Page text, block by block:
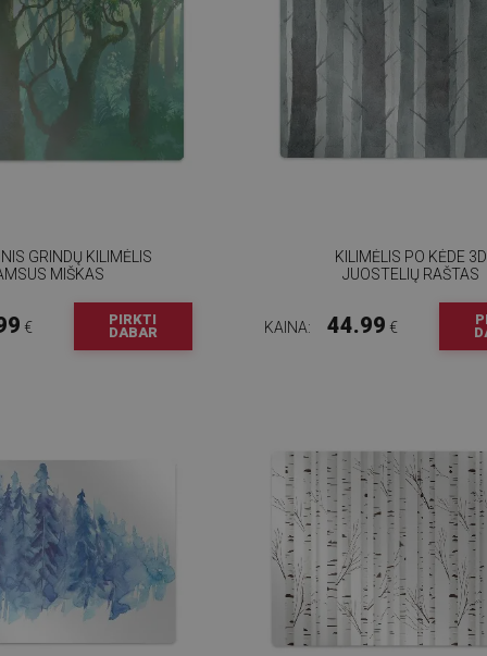
GRINDŲ KILIMĖLIS
MIŠKAS
€
PIRKTI
DABAR
KILIMĖLIS PO KĖDE 3D
JUOSTELIŲ RAŠTAS
KAINA: 44.99 €